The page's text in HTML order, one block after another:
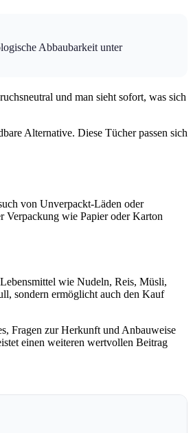
Abbaubarkeit unter
und man sieht sofort, was sich
Alternative. Diese Tücher passen sich
von Unverpackt-Läden oder
Verpackung wie Papier oder Karton
wie Nudeln, Reis, Müsli,
sondern ermöglicht auch den Kauf
Fragen zur Herkunft und Anbauweise
einen weiteren wertvollen Beitrag